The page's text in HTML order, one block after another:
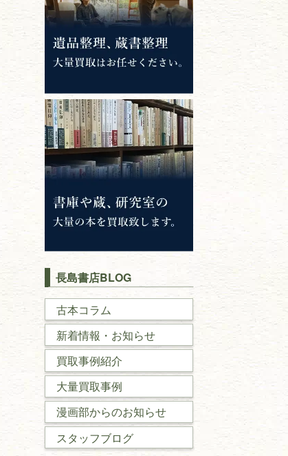
長島書店BLOG
古本コラム
新着情報・お知らせ
買取事例紹介
大量買取事例
漫画部からのお知らせ
スタッフブログ